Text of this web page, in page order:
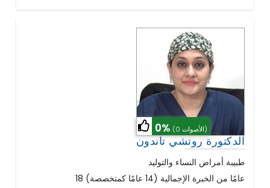
0% (0 الأصوات)
الدكتورة روتشي تاندون
طبيبة أمراض النساء والتوليد
18 عامًا من الخبرة الإجمالية (14 عامًا كمتخصصة)